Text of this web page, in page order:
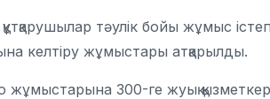
тәулік бойы жұмыс
келтіру жұмыстары атқарылды.
300-ге жуық